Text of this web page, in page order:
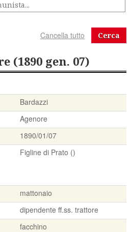
Cerca
(1890 gen. 07)
Bardazzi
Agenore
1890/01/07
Figline di Prato ()
mattonaio
dipendente ff.ss. trattore
facchino